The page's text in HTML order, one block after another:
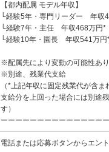
【都内配属 モデル年収】
└経験5年・専門リーダー 年収
└経験7年・主任 年収468万円*
└経験10年・園長 年収541万円
※配属先により変動の可能性あり
※別途、残業代支給
（*上記年収に固定残業代が含
支給分を上回った場合には別途
す）
ーーーーーーーーーーーーーー
電話または応募ボタンからエン